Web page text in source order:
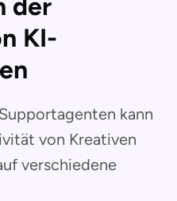
der
KI-
kann
von Kreativen
verschiedene